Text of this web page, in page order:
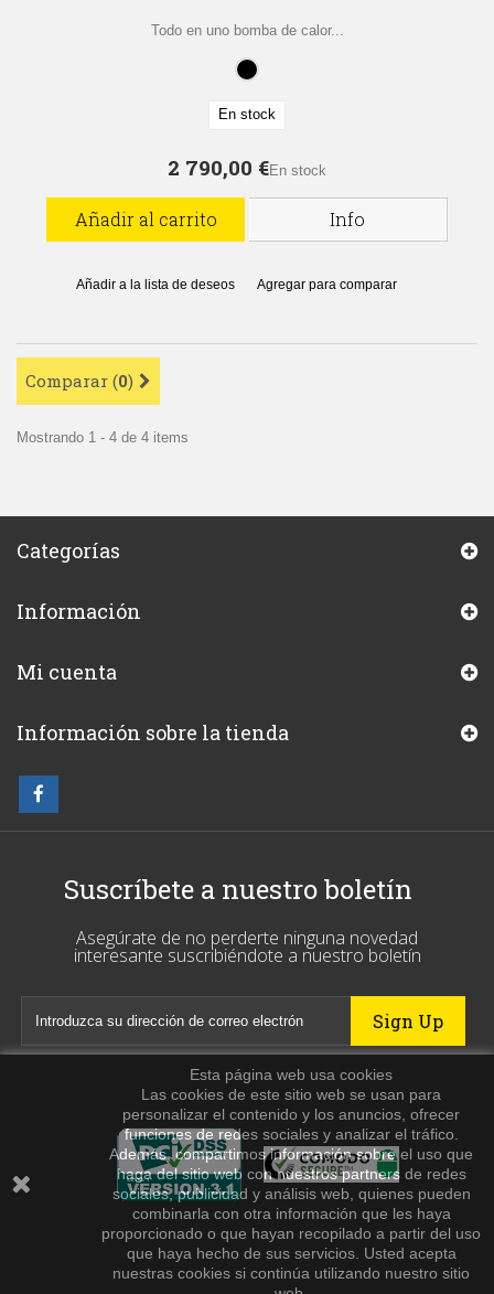
Todo en uno bomba de calor...
En stock
2 790,00 €En stock
Añadir al carrito Info
Añadir a la lista de deseos Agregar para comparar
Comparar (0)
Mostrando 1 - 4 de 4 items
Categorías
Información
Mi cuenta
Información sobre la tienda
Suscríbete a nuestro boletín
Asegúrate de no perderte ninguna novedad
interesante suscribiéndote a nuestro boletín
Esta página web usa cookies
Las cookies de este sitio web se usan para
personalizar el contenido y los anuncios, ofrecer
funciones de redes sociales y analizar el tráfico.
Además, compartimos información sobre el uso que
haga del sitio web con nuestros partners de redes
sociales, publicidad y análisis web, quienes pueden
combinarla con otra información que les haya
proporcionado o que hayan recopilado a partir del uso
que haya hecho de sus servicios. Usted acepta
nuestras cookies si continúa utilizando nuestro sitio